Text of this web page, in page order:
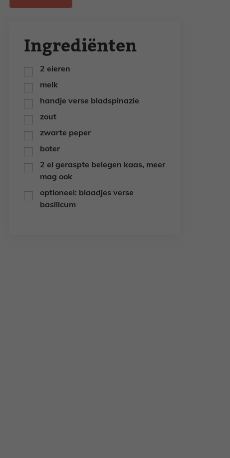
Ingrediënten
▢
2 eieren
▢
melk
▢handje verse bladspinazie
▢
zout
▢
zwarte peper
▢boter
▢
2 el geraspte belegen kaas, meer
mag ook
▢
optioneel: blaadjes verse
basilicum